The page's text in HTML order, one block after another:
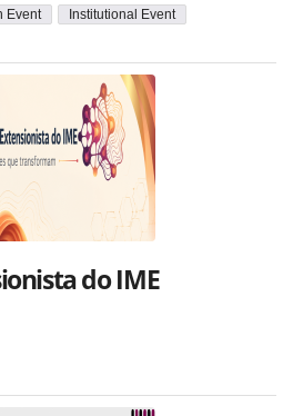
Event
Institutional Event
do IME